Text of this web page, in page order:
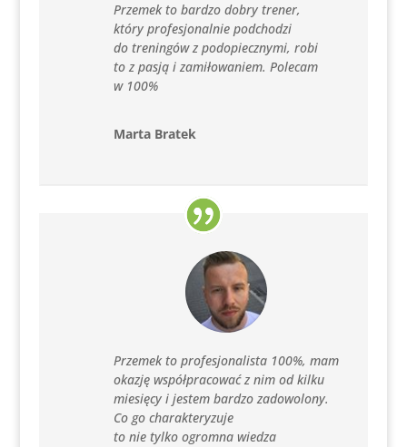
Przemek to bardzo dobry trener,
który profesjonalnie podchodzi
do treningów z podopiecznymi, robi
to z pasją i zamiłowaniem. Polecam
w 100%
Marta Bratek
Przemek to profesjonalista 100%, mam
okazję współpracować z nim od kilku
miesięcy i jestem bardzo zadowolony.
Co go charakteryzuje
to nie tylko ogromna wiedza